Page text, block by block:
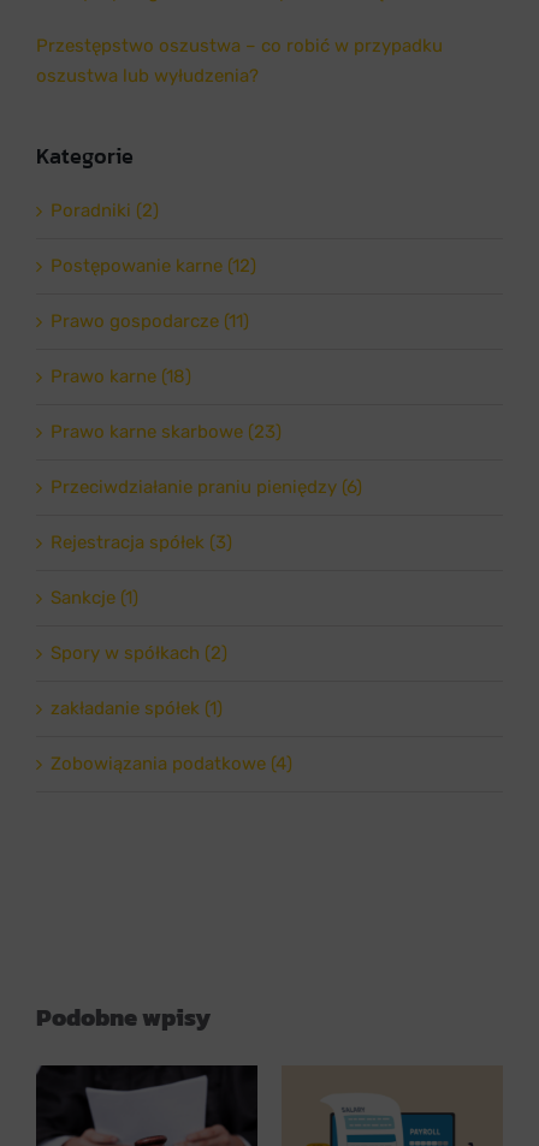
Przestępstwo oszustwa – co robić w przypadku
oszustwa lub wyłudzenia?
Kategorie
Poradniki (2)
Postępowanie karne (12)
Prawo gospodarcze (11)
Prawo karne (18)
Prawo karne skarbowe (23)
Przeciwdziałanie praniu pieniędzy (6)
Rejestracja spółek (3)
Sankcje (1)
Spory w spółkach (2)
zakładanie spółek (1)
Zobowiązania podatkowe (4)
Podobne wpisy